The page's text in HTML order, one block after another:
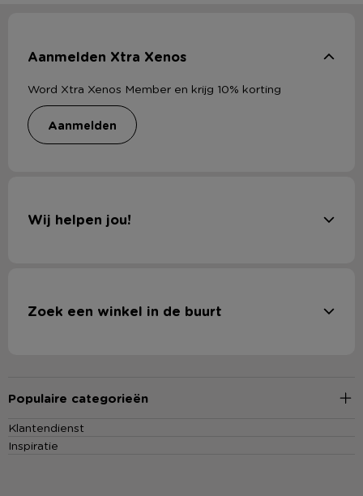
Aanmelden Xtra Xenos
Word Xtra Xenos Member en krijg 10% korting
aanmelden
Wij helpen jou!
Zoek een winkel in de buurt
Populaire categorieën
Klantendienst
Inspiratie